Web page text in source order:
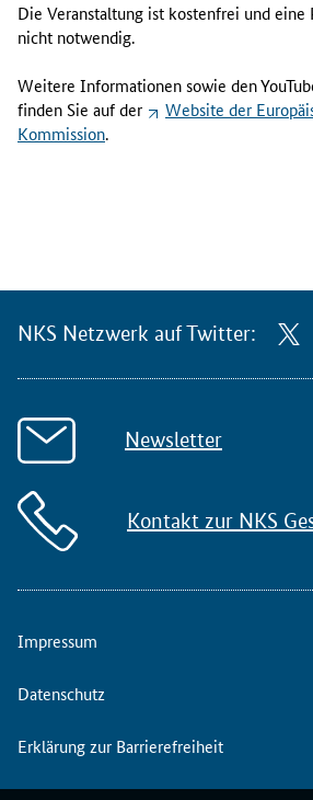
Die Veranstaltung ist kostenfrei und eine
nicht notwendig.
Weitere Informationen sowie den
finden Sie auf der
Website der
Kommission.
NKS Netzwerk auf Twitter:
Newsletter
Kontakt zur NKS
Impressum
Datenschutz
Erklärung zur Barrierefreiheit